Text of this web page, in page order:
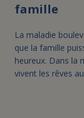
famille
La maladie
que la famille
heureux. Dans la
vivent les rêves